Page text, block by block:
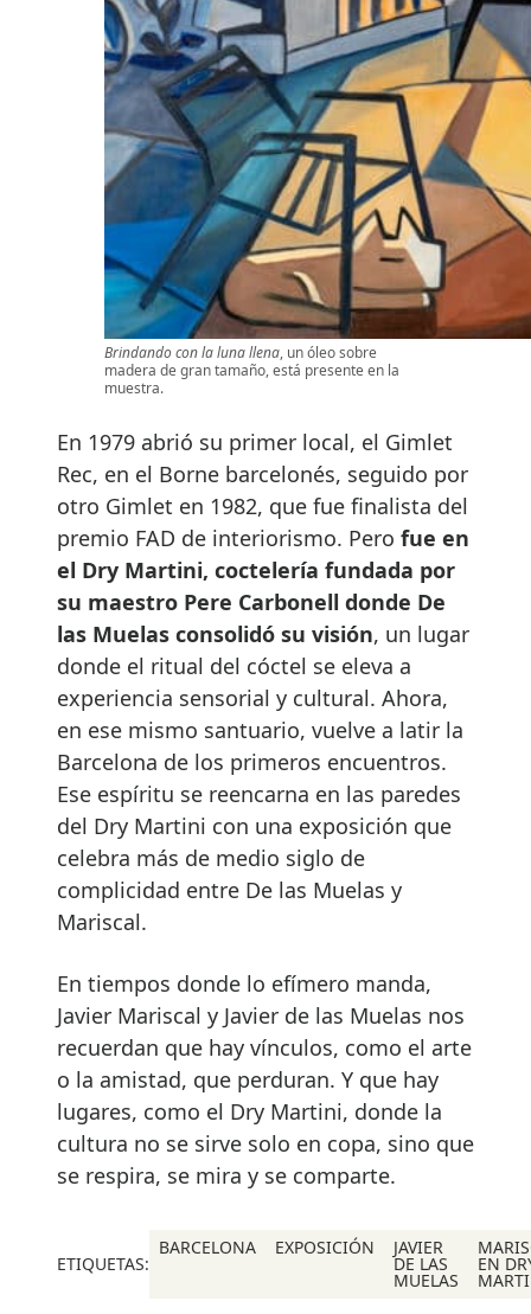
Brindando con la luna llena, un óleo sobre
madera de gran tamaño, está presente en la
muestra.
En 1979 abrió su primer local, el Gimlet
Rec, en el Borne barcelonés, seguido por
otro Gimlet en 1982, que fue finalista del
premio FAD de interiorismo. Pero fue en
el Dry Martini, coctelería fundada por
su maestro Pere Carbonell donde De
las Muelas consolidó su visión, un lugar
donde el ritual del cóctel se eleva a
experiencia sensorial y cultural. Ahora,
en ese mismo santuario, vuelve a latir la
Barcelona de los primeros encuentros.
Ese espíritu se reencarna en las paredes
del Dry Martini con una exposición que
celebra más de medio siglo de
complicidad entre De las Muelas y
Mariscal.
En tiempos donde lo efímero manda,
Javier Mariscal y Javier de las Muelas nos
recuerdan que hay vínculos, como el arte
o la amistad, que perduran. Y que hay
lugares, como el Dry Martini, donde la
cultura no se sirve solo en copa, sino que
se respira, se mira y se comparte.
ETIQUETAS:
BARCELONA EXPOSICIÓN JAVIER
DE LAS
MUELAS
EN